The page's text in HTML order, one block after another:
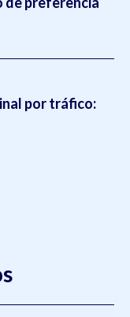
por tráfico: